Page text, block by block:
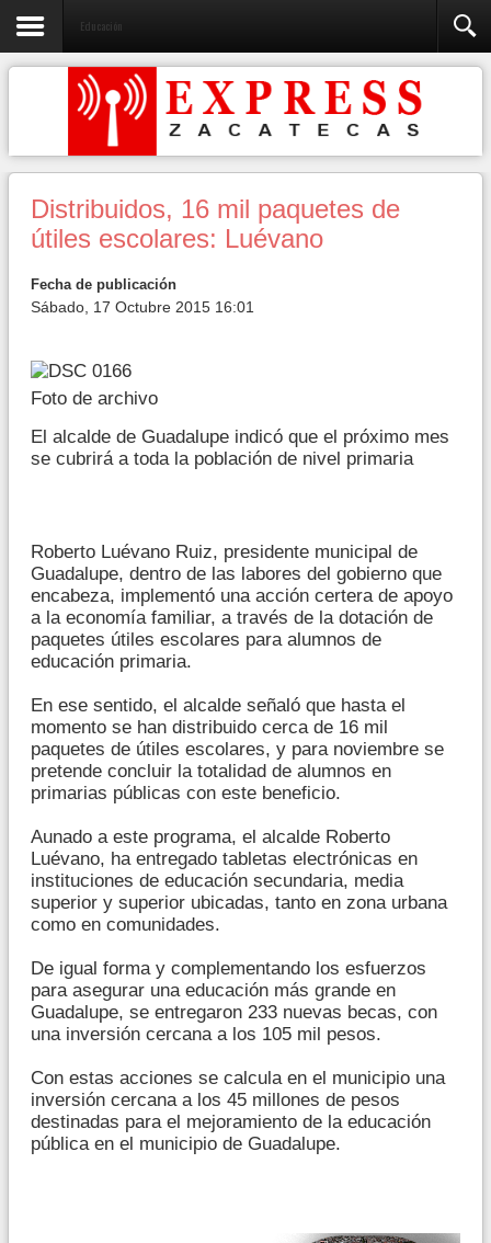
Educación
Distribuidos, 16 mil paquetes de
útiles escolares: Luévano
Fecha de publicación
Sábado, 17 Octubre 2015 16:01
Foto de archivo
El alcalde de Guadalupe indicó que el próximo mes
se cubrirá a toda la población de nivel primaria
Roberto Luévano Ruiz, presidente municipal de
Guadalupe, dentro de las labores del gobierno que
encabeza, implementó una acción certera de apoyo
a la economía familiar, a través de la dotación de
paquetes útiles escolares para alumnos de
educación primaria.
En ese sentido, el alcalde señaló que hasta el
momento se han distribuido cerca de 16 mil
paquetes de útiles escolares, y para noviembre se
pretende concluir la totalidad de alumnos en
primarias públicas con este beneficio.
Aunado a este programa, el alcalde Roberto
Luévano, ha entregado tabletas electrónicas en
instituciones de educación secundaria, media
superior y superior ubicadas, tanto en zona urbana
como en comunidades.
De igual forma y complementando los esfuerzos
para asegurar una educación más grande en
Guadalupe, se entregaron 233 nuevas becas, con
una inversión cercana a los 105 mil pesos.
Con estas acciones se calcula en el municipio una
inversión cercana a los 45 millones de pesos
destinadas para el mejoramiento de la educación
pública en el municipio de Guadalupe.